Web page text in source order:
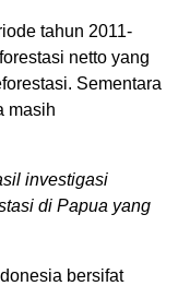
tahun 2011-
netto yang
Sementara
masih
investigasi
di Papua yang
bersifat